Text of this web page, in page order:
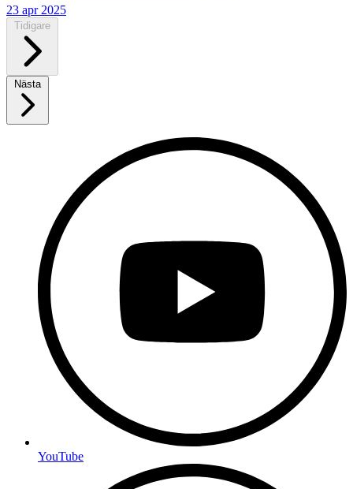
23 apr 2025
Tidigare
Nästa
YouTube